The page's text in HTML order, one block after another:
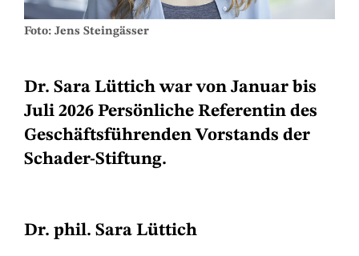
Foto: Jens Steingässer
Dr. Sara Lüttich war von Januar bis
Juli 2026 Persönliche Referentin des
Geschäftsführenden Vorstands der
Schader-Stiftung.
Dr. phil. Sara Lüttich